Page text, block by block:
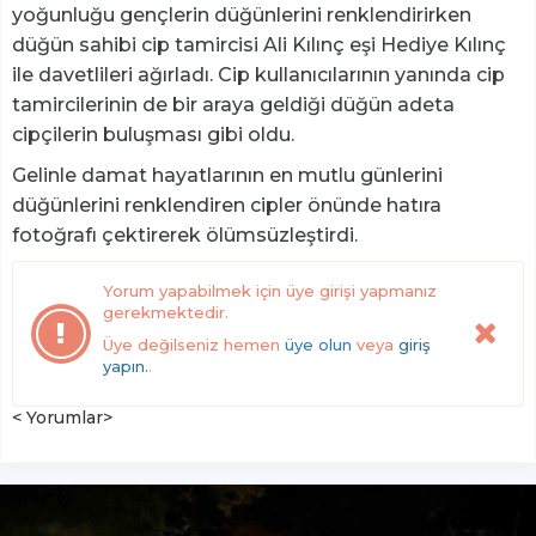
yoğunluğu gençlerin düğünlerini renklendirirken
düğün sahibi cip tamircisi Ali Kılınç eşi Hediye Kılınç
ile davetlileri ağırladı. Cip kullanıcılarının yanında cip
tamircilerinin de bir araya geldiği düğün adeta
cipçilerin buluşması gibi oldu.
Gelinle damat hayatlarının en mutlu günlerini
düğünlerini renklendiren cipler önünde hatıra
fotoğrafı çektirerek ölümsüzleştirdi.
Yorum yapabilmek için üye girişi yapmanız
gerekmektedir.
Üye değilseniz hemen üye olun veya giriş
yapın..
< Yorumlar>